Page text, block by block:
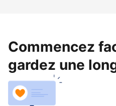
Commencez
gardez une